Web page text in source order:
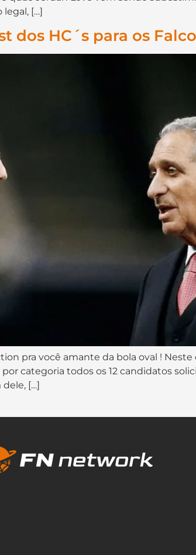
[…]
dos HC´s para os
pra você amante da bola oval !
categoria todos os 12 candidatos
[…]